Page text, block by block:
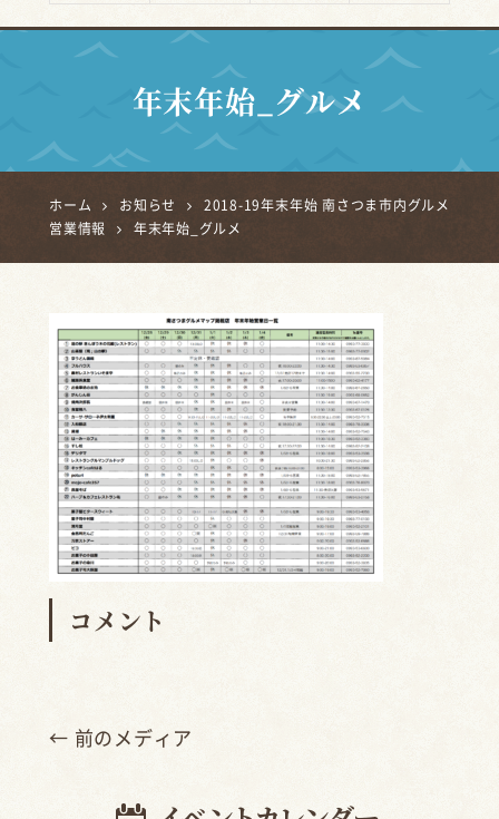
年末年始_グルメ
ホーム お知らせ
2018-19年末年始 南さつま市内グルメ
営業情報
年末年始_グルメ
コメント
← 前のメディア